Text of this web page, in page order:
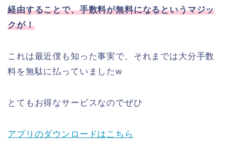
経由することで、手数料が無料になるというマジッ
クが！
これは最近僕も知った事実で、それまでは大分手数
料を無駄に払っていましたw
とてもお得なサービスなのでぜひ
アプリのダウンロードはこちら